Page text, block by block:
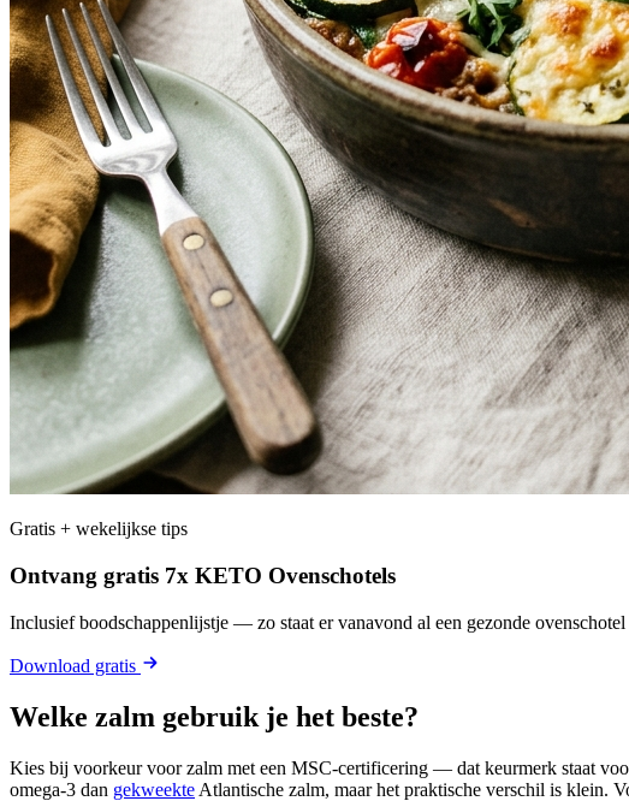
Gratis + wekelijkse tips
Ontvang gratis 7x KETO Ovenschotels
Inclusief boodschappenlijstje — zo staat er vanavond al een gezonde
Download gratis
Welke zalm gebruik je het beste?
Kies bij voorkeur voor zalm met een MSC-certificering — dat keurmerk staat
omega-3 dan gekweekte Atlantische zalm, maar het praktische verschil is klein.